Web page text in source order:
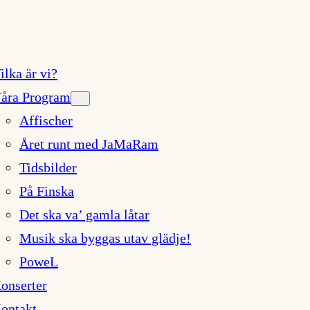
är vi?
Program
Affischer
Året runt med JaMaRam
Tidsbilder
På Finska
Det ska va’ gamla låtar
Musik ska byggas utav glädje!
PoweL